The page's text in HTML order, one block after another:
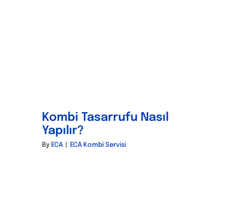
Kombi Tasarrufu Nasıl
Yapılır?
By ECA ECA Kombi Servisi